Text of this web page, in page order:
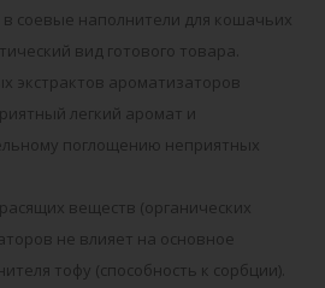
соевые наполнители для кошачьих
вид готового товара.
экстрактов ароматизаторов
легкий аромат и
поглощению неприятных
веществ (органических
не влияет на основное
тофу (способность к сорбции).